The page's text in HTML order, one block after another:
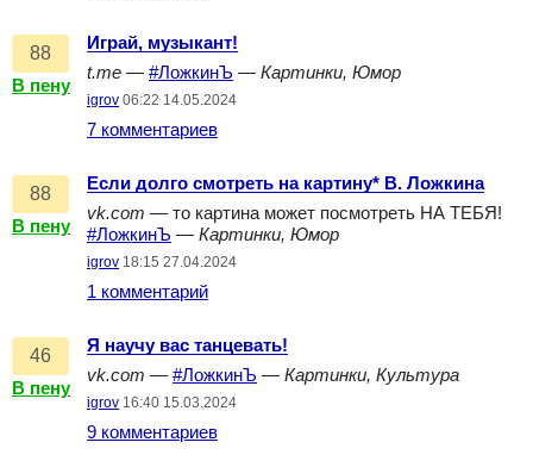
88
В пену
Играй, музыкант!
t.me — #ЛожкинЪ — Картинки, Юмор
igrov 06:22 14.05.2024
7 комментариев
88
В пену
Если долго смотреть на картину* В. Ложкина
vk.com — то картина может посмотреть НА ТЕБЯ!
#ЛожкинЪ — Картинки, Юмор
igrov 18:15 27.04.2024
1 комментарий
46
В пену
Я научу вас танцевать!
vk.com — #ЛожкинЪ — Картинки, Культура
igrov 16:40 15.03.2024
9 комментариев